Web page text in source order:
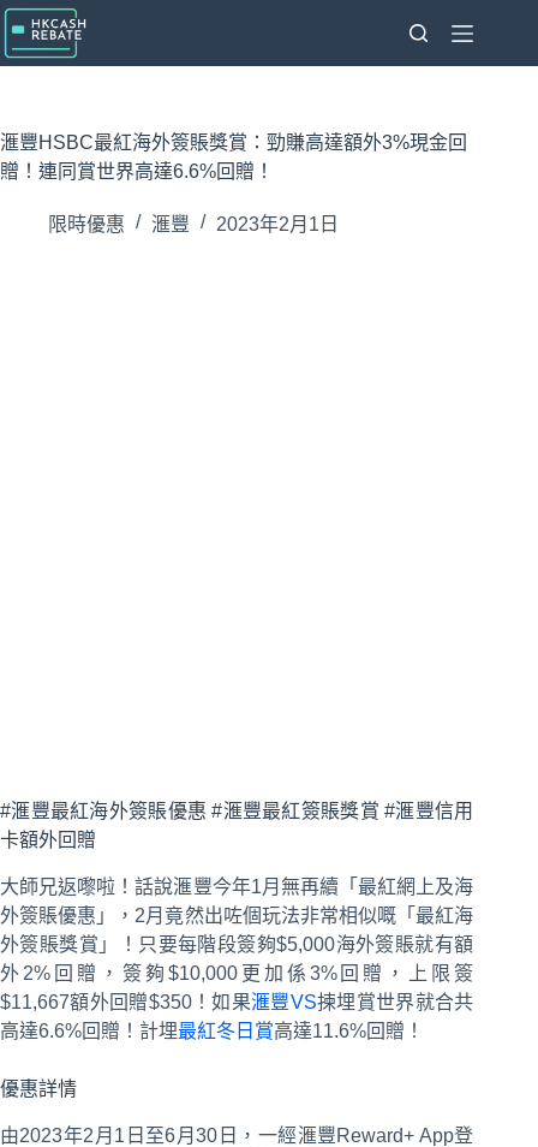
跳
至
主
內
容
滙豐HSBC最紅海外簽賬獎賞：勁賺高達額外3%現金回
贈！連同賞世界高達6.6%回贈！
限時優惠 滙豐 2023年2月1日
#滙豐最紅海外簽賬優惠 #滙豐最紅簽賬獎賞 #滙豐信用
卡額外回贈
大師兄返嚟啦！話說滙豐今年1月無再續「最紅網上及海
外簽賬優惠」，2月竟然出咗個玩法非常相似嘅「最紅海
外簽賬獎賞」！只要每階段簽夠$5,000海外簽賬就有額
外2%回贈，簽夠$10,000更加係3%回贈，上限簽
$11,667額外回贈$350！如果滙豐VS揀埋賞世界就合共
高達6.6%回贈！計埋最紅冬日賞高達11.6%回贈！
優惠詳情
由2023年2月1日至6月30日，一經滙豐Reward+ App登